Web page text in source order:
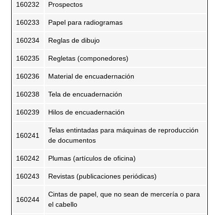
160232 Prospectos
160233 Papel para radiogramas
160234 Reglas de dibujo
160235 Regletas (componedores)
160236 Material de encuadernación
160238 Tela de encuadernación
160239 Hilos de encuadernación
160241
Telas entintadas para máquinas de reproducción
de documentos
160242 Plumas (artículos de oficina)
160243 Revistas (publicaciones periódicas)
160244
Cintas de papel, que no sean de mercería o para
el cabello